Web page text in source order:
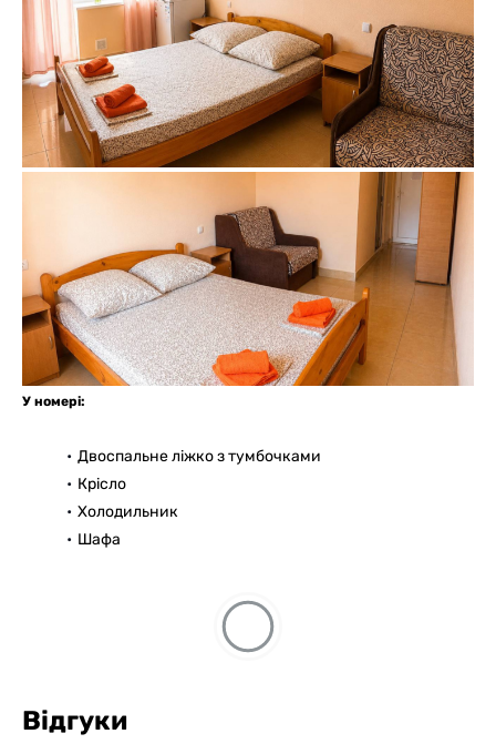
У номері:
Двоспальне ліжко з тумбочками
Крісло
Холодильник
Шафа
Відгуки